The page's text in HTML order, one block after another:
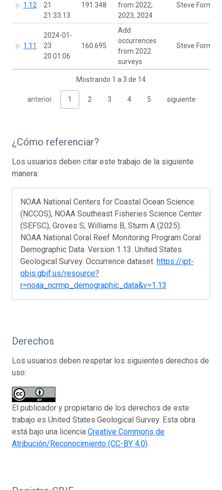
1.12
21
21:33:13
191.348
from 2022,
2023, 2024
Steve Formel
1.11
2024-01-
23
20:01:06
160.695
Add
occurrences
from 2022
surveys
Steve Formel
Mostrando 1 a 3 de 14
anterior 1 2 3 4 5 siguiente
¿Cómo referenciar?
Los usuarios deben citar este trabajo de la siguiente
manera:
NOAA National Centers for Coastal Ocean Science
(NCCOS), NOAA Southeast Fisheries Science Center
(SEFSC), Groves S, Williams B, Sturm A (2025).
NOAA National Coral Reef Monitoring Program Coral
Demographic Data. Version 1.13. United States
Geological Survey. Occurrence dataset. https://ipt-
obis.gbif.us/resource?
r=noaa_ncrmp_demographic_data&v=1.13
Derechos
Los usuarios deben respetar los siguientes derechos de
uso:
El publicador y propietario de los derechos de este
trabajo es United States Geological Survey. Esta obra
está bajo una licencia Creative Commons de
Atribución/Reconocimiento (CC-BY 4.0).